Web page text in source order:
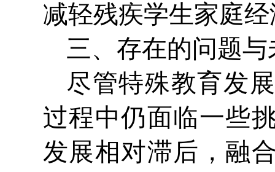
减轻残疾学生家庭
三、存在的问题
尽管特殊教育发
过程中仍面临一些
发展相对滞后，融